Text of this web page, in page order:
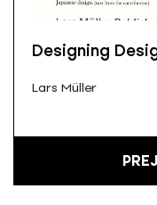
Designing
Lars Müller